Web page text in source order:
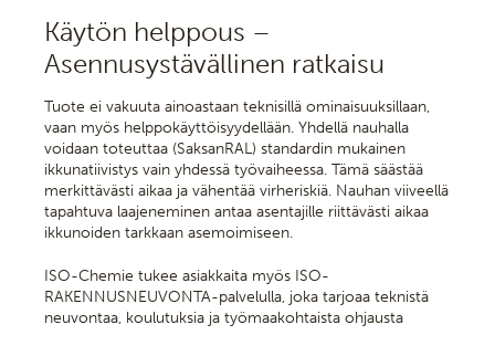
Käytön helppous –
Asennusystävällinen ratkaisu
Tuote ei vakuuta ainoastaan teknisillä ominaisuuksillaan,
vaan myös helppokäyttöisyydellään. Yhdellä nauhalla
voidaan toteuttaa (SaksanRAL) standardin mukainen
ikkunatiivistys vain yhdessä työvaiheessa. Tämä säästää
merkittävästi aikaa ja vähentää virheriskiä. Nauhan viiveellä
tapahtuva laajeneminen antaa asentajille riittävästi aikaa
ikkunoiden tarkkaan asemoimiseen.
ISO-Chemie tukee asiakkaita myös ISO-
RAKENNUSNEUVONTA-palvelulla, joka tarjoaa teknistä
neuvontaa, koulutuksia ja työmaakohtaista ohjausta